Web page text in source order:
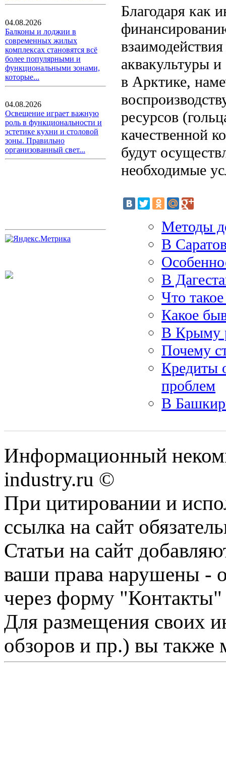
04.08.2026
Балконы и лоджии в
современных жилых
комплексах становятся всё
более популярными и
функциональными зонами,
которые...
04.08.2026
Освещение играет важную
роль в функциональности и
эстетике кухни и столовой
зоны. Правильно
организованный свет...
Благодаря как
аквакультуры и
в Арктике,
ресурсов
качественной
будут
необходимые
Методы
В
В
Что
Какое
В Крыму
Почему
Кредиты
проблем
В
Информационный
industry.ru ©
При цитировании и
ссылка на сайт
Статьи на сайт
ваши права нарушены -
через форму "Контакты"
Для размещения своих
обзоров и пр.) вы также